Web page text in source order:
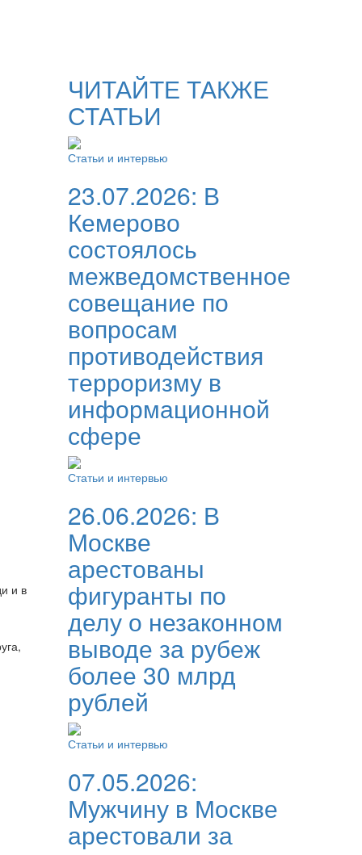
и в
ЧИТАЙТЕ ТАКЖЕ
СТАТЬИ
Статьи и интервью
23.07.2026: В
Кемерово
состоялось
межведомственное
совещание по
вопросам
противодействия
терроризму в
информационной
сфере
Статьи и интервью
26.06.2026: В
Москве
арестованы
фигуранты по
делу о незаконном
выводе за рубеж
более 30 млрд
рублей
Статьи и интервью
07.05.2026:
Мужчину в Москве
арестовали за